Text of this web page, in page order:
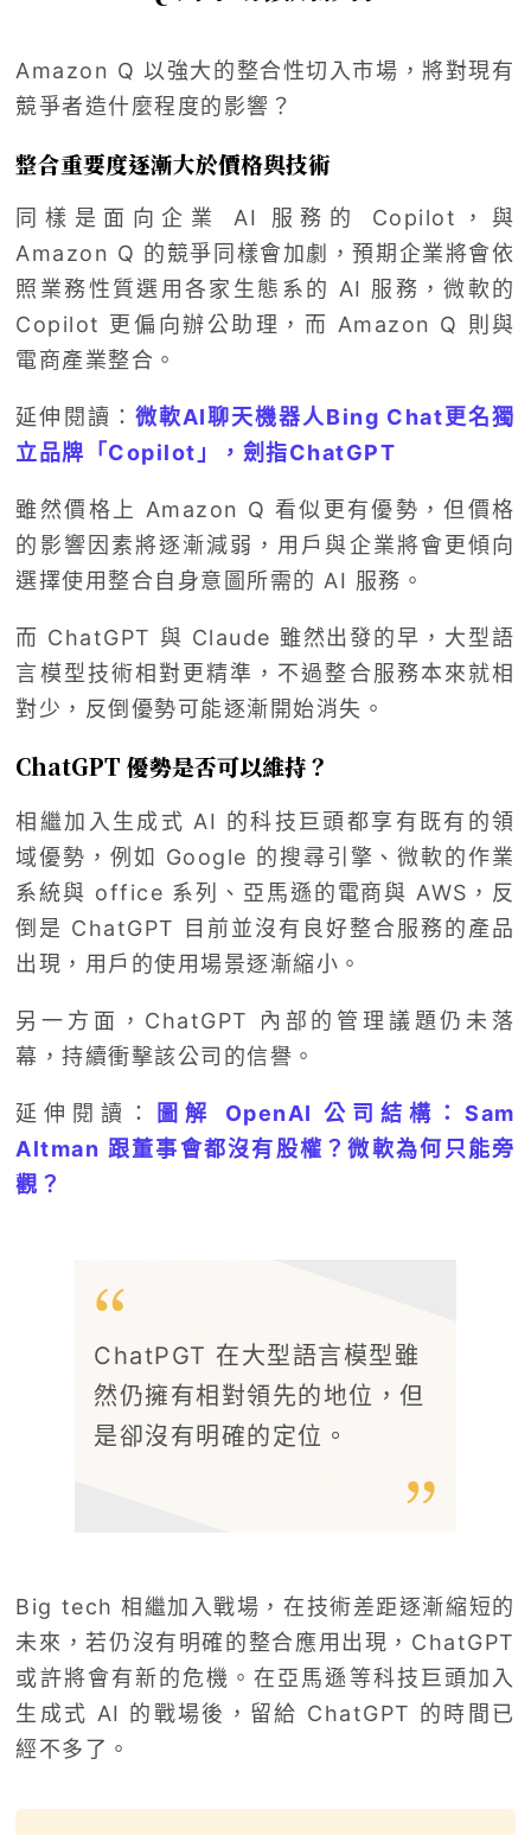
Amazon Q 以強大的整合性切入市場，將對現有
競爭者造什麼程度的影響？
整合重要度逐漸大於價格與技術
同樣是面向企業 AI 服務的 Copilot，與
Amazon Q 的競爭同樣會加劇，預期企業將會依
照業務性質選用各家生態系的 AI 服務，微軟的
Copilot 更偏向辦公助理，而 Amazon Q 則與
電商產業整合。
延伸閱讀： 微軟AI聊天機器人Bing Chat更名獨
立品牌「Copilot」，劍指ChatGPT
雖然價格上 Amazon Q 看似更有優勢，但價格
的影響因素將逐漸減弱，用戶與企業將會更傾向
選擇使用整合自身意圖所需的 AI 服務。
而 ChatGPT 與 Claude 雖然出發的早，大型語
言模型技術相對更精準，不過整合服務本來就相
對少，反倒優勢可能逐漸開始消失。
ChatGPT 優勢是否可以維持？
相繼加入生成式 AI 的科技巨頭都享有既有的領
域優勢，例如 Google 的搜尋引擎、微軟的作業
系統與 office 系列、亞馬遜的電商與 AWS，反
倒是 ChatGPT 目前並沒有良好整合服務的產品
出現，用戶的使用場景逐漸縮小。
另一方面，ChatGPT 內部的管理議題仍未落
幕，持續衝擊該公司的信譽。
延伸閱讀：
圖解 OpenAI 公司結構：Sam
Altman 跟董事會都沒有股權？微軟為何只能旁
觀？
ChatPGT 在大型語言模型雖
然仍擁有相對領先的地位，但
是卻沒有明確的定位。
Big tech 相繼加入戰場，在技術差距逐漸縮短的
未來，若仍沒有明確的整合應用出現，ChatGPT
或許將會有新的危機。在亞馬遜等科技巨頭加入
生成式 AI 的戰場後，留給 ChatGPT 的時間已
經不多了。